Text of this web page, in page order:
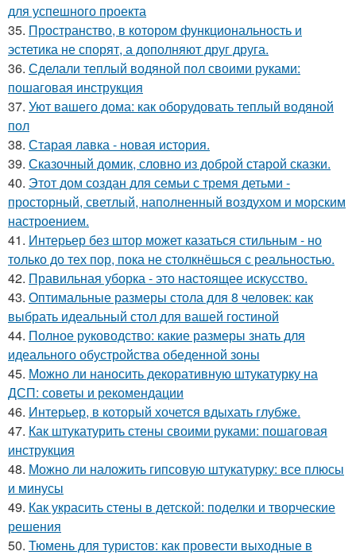
для успешного проекта
35. Пространство, в котором функциональность и
эстетика не спорят, а дополняют друг друга.
36. Сделали теплый водяной пол своими руками:
пошаговая инструкция
37. Уют вашего дома: как оборудовать теплый водяной
пол
38. Старая лавка - новая история.
39. Сказочный домик, словно из доброй старой сказки.
40. Этот дом создан для семьи с тремя детьми -
просторный, светлый, наполненный воздухом и морским
настроением.
41. Интерьер без штор может казаться стильным - но
только до тех пор, пока не столкнёшься с реальностью.
42. Правильная уборка - это настоящее искусство.
43. Оптимальные размеры стола для 8 человек: как
выбрать идеальный стол для вашей гостиной
44. Полное руководство: какие размеры знать для
идеального обустройства обеденной зоны
45. Можно ли наносить декоративную штукатурку на
ДСП: советы и рекомендации
46. Интерьер, в который хочется вдыхать глубже.
47. Как штукатурить стены своими руками: пошаговая
инструкция
48. Можно ли наложить гипсовую штукатурку: все плюсы
и минусы
49. Как украсить стены в детской: поделки и творческие
решения
50. Тюмень для туристов: как провести выходные в